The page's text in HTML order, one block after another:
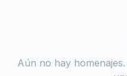
Aún no hay